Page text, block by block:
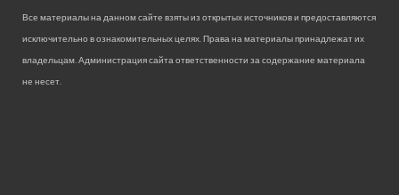
Все материалы на данном сайте взяты из открытых источников и предоставляются
исключительно в ознакомительных целях. Права на материалы принадлежат их
владельцам. Администрация сайта ответственности за содержание материала
не несет.